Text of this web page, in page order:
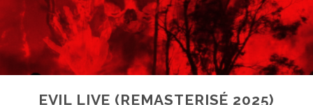
EVIL LIVE (REMASTERISÉ 2025)